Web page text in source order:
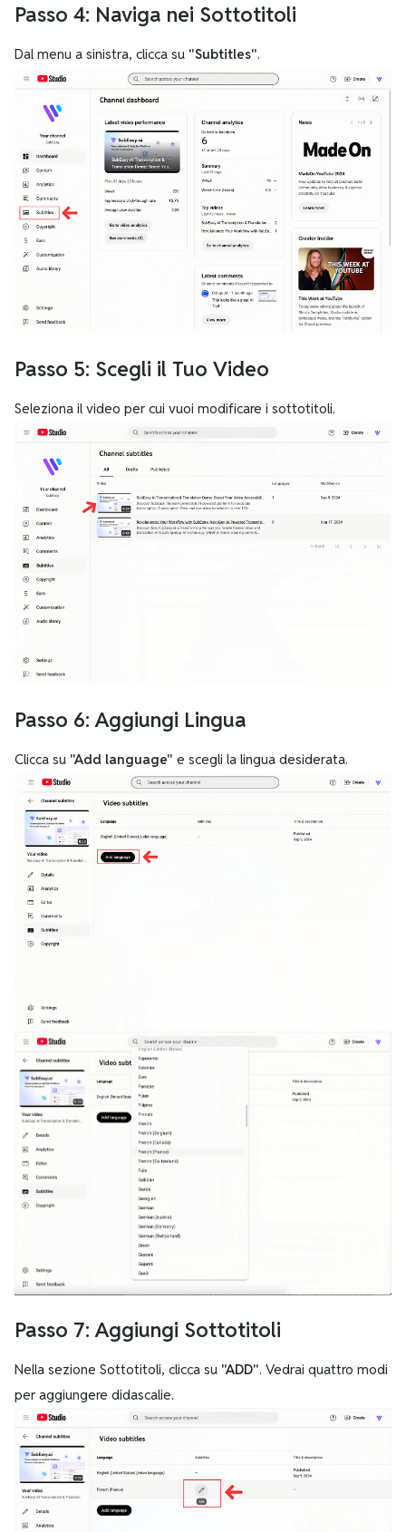
Passo 4: Naviga nei Sottotitoli
Dal menu a sinistra, clicca su "Subtitles".
Passo 5: Scegli il Tuo Video
Seleziona il video per cui vuoi modificare i sottotitoli.
Passo 6: Aggiungi Lingua
Clicca su "Add language" e scegli la lingua desiderata.
Passo 7: Aggiungi Sottotitoli
Nella sezione Sottotitoli, clicca su "ADD". Vedrai quattro modi
per aggiungere didascalie.